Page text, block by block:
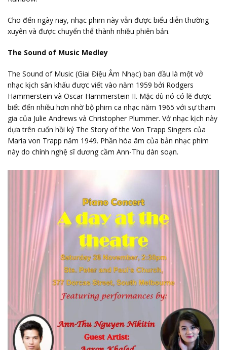
Cho đến ngày nay, nhạc phim này vẫn được biểu diễn thường
xuyên và được chuyển thể thành nhiều phiên bản.
The Sound of Music Medley
The Sound of Music (Giai Điệu Âm Nhạc) ban đầu là một vở
nhạc kịch sân khấu được viết vào năm 1959 bởi Rodgers
Hammerstein và Oscar Hammerstein II. Mặc dù nó có lẽ được
biết đến nhiều hơn nhờ bộ phim ca nhạc năm 1965 với sự tham
gia của Julie Andrews và Christopher Plummer. Vở nhạc kịch này
dựa trên cuốn hồi ký The Story of the Von Trapp Singers của
Maria von Trapp năm 1949. Phần hòa âm của bản nhạc phim
này do chính nghệ sĩ dương cầm Ann-Thu dàn soạn.